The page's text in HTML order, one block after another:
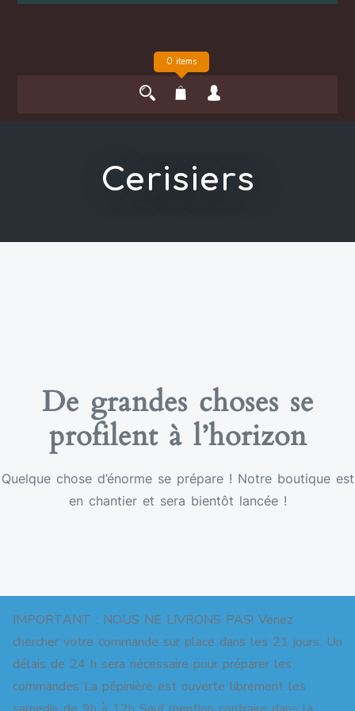
IMPORTANT : NOUS NE LIVRONS PAS! Venez
chercher votre commande sur place dans les 21 jours. Un
délais de 24 h sera nécessaire pour préparer les
commandes La pépinière est ouverte librement les
0 items
Cerisiers
De grandes choses se
profilent à l’horizon
Quelque chose d’énorme se prépare ! Notre boutique est
en chantier et sera bientôt lancée !
Copyright © 2026 Pépinière pour jardins-forêts. All